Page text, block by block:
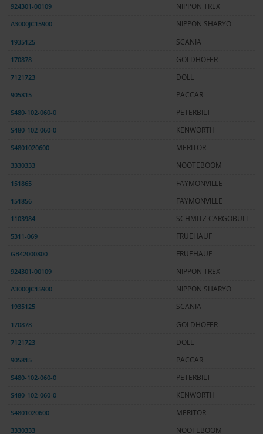
924301-00109 NIPPON TREX
A3000JC15900 NIPPON SHARYO
1935125 SCANIA
170878 GOLDHOFER
7121723 DOLL
905815 PACCAR
S480-102-060-0 PETERBILT
S480-102-060-0 KENWORTH
S4801020600 MERITOR
3330333 NOOTEBOOM
151865 FAYMONVILLE
151856 FAYMONVILLE
1103984 SCHMITZ CARGOBULL
5311-069 FRUEHAUF
GB42000800 FRUEHAUF
924301-00109 NIPPON TREX
A3000JC15900 NIPPON SHARYO
1935125 SCANIA
170878 GOLDHOFER
7121723 DOLL
905815 PACCAR
S480-102-060-0 PETERBILT
S480-102-060-0 KENWORTH
S4801020600 MERITOR
3330333 NOOTEBOOM